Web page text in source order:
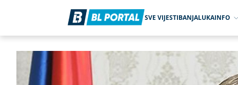
SVE VIJESTIBANJALUKAINFO